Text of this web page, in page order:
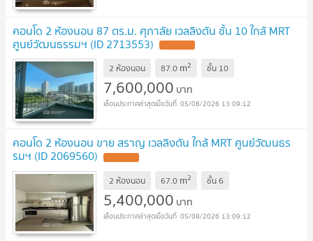
คอนโด 2 ห้องนอน 87 ตร.ม. ศุภาลัย เวลลิงตัน ชั้น 10 ใกล้ MRT
ศูนย์วัฒนธรรมฯ (ID 2713553)
2 ห้องนอน 87.0 m2 ชั้น 10
7,600,000 บาท
05/08/2026 13:09:12
คอนโด 2 ห้องนอน ขาย สราญ เวลลิงตัน ใกล้ MRT ศูนย์วัฒนธร
รมฯ (ID 2069560)
2 ห้องนอน 67.0 m2 ชั้น6
5,400,000 บาท
05/08/2026 13:09:12